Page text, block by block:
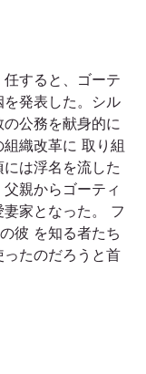
すると、ゴーテ
発表した。シル
公務を献身的に
織改革に 取り組
は浮名を流した
親からゴーティ
家となった。 フ
彼 を知る者たち
たのだろうと首